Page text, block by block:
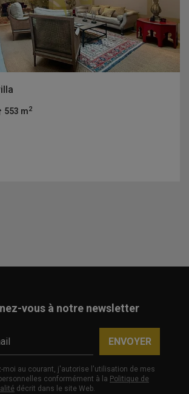
553 m2
vous à notre newsletter
ENVOYER
moi au courant, j'autorise l'utilisation de mes
conformément à la Politique de
décrit dans le site Web.